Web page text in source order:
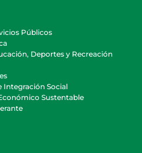
Públicos
Deportes y Recreación
Integración Social
Sustentable